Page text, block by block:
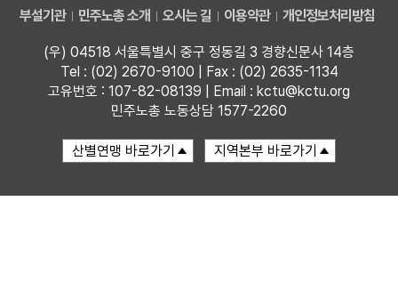
부설기관 민주노총 소개 오시는 길 이용약관 개인정보처리방침
(우) 04518 서울특별시 중구 정동길 3 경향신문사 14층
Tel : (02) 2670-9100 | Fax : (02) 2635-1134
고유번호 : 107-82-08139 | Email : kctu@kctu.org
민주노총 노동상담 1577-2260